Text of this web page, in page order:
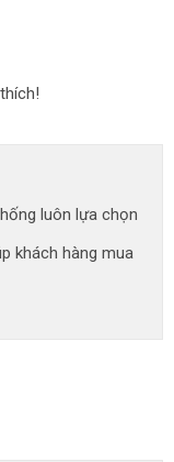
luôn lựa chọn
khách hàng mua